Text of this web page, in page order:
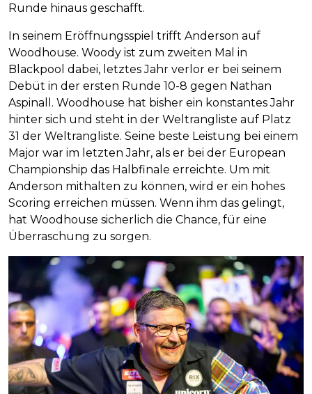
Runde hinaus geschafft.
In seinem Eröffnungsspiel trifft Anderson auf
Woodhouse. Woody ist zum zweiten Mal in
Blackpool dabei, letztes Jahr verlor er bei seinem
Debüt in der ersten Runde 10-8 gegen Nathan
Aspinall. Woodhouse hat bisher ein konstantes Jahr
hinter sich und steht in der Weltrangliste auf Platz
31 der Weltrangliste. Seine beste Leistung bei einem
Major war im letzten Jahr, als er bei der European
Championship das Halbfinale erreichte. Um mit
Anderson mithalten zu können, wird er ein hohes
Scoring erreichen müssen. Wenn ihm das gelingt,
hat Woodhouse sicherlich die Chance, für eine
Überraschung zu sorgen.